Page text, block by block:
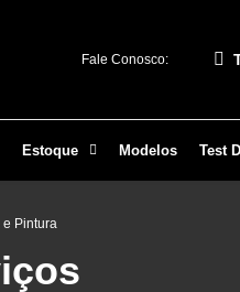
Fale Conosco:
Estoque Modelos Test
Pintura